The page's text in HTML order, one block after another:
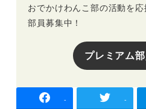
おでかけわんこ部の活動を
部員募集中！
プレミアム
- -